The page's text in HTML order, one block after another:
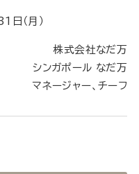
（月）
株式会社なだ万
シンガポール なだ万
マネージャー、チーフ